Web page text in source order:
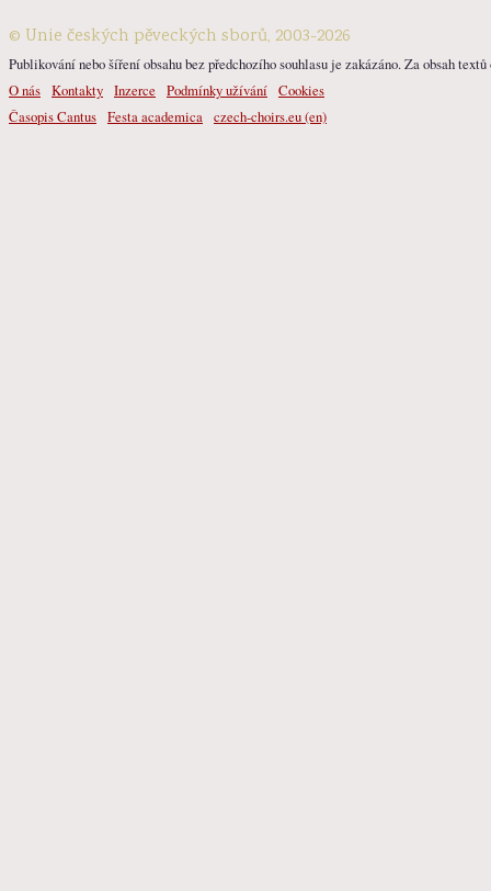
© Unie českých pěveckých sborů, 2003-2026
Publikování nebo šíření obsahu bez předchozího souhlasu je zakázáno. Za obsah
O nás Kontakty Inzerce Podmínky užívání Cookies
Časopis Cantus Festa academica czech-choirs.eu (en)